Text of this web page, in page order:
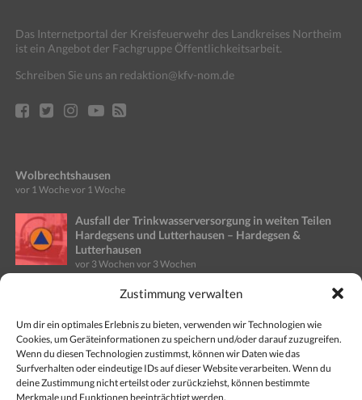
Zustimmung verwalten
Um dir ein optimales Erlebnis zu bieten, verwenden wir Technologien wie
Cookies, um Geräteinformationen zu speichern und/oder darauf zuzugreifen.
Wenn du diesen Technologien zustimmst, können wir Daten wie das
Surfverhalten oder eindeutige IDs auf dieser Website verarbeiten. Wenn du
deine Zustimmung nicht erteilst oder zurückziehst, können bestimmte
Merkmale und Funktionen beeinträchtigt werden.
Das Internetportal der Kreisfeuerwehr des Landkreises Northeim
ist ein Angebot der Fachgruppe Öffentlichkeitsarbeit.
Schreiben Sie uns an redaktion@kfv-nom.de
Wolbrechtshausen
vor 1 Wochevor 1 Woche
Ausfall der Trinkwasserversorgung in weiten Teilen
Hardegsens und Lutterhausen – Hardegsen &
Lutterhausen
vor 3 Wochen vor 3 Wochen
Ausfall Stromversorgung in Teilen des Stadtgebietes
vor 4 Wochenvor 4 Wochen
Gefahr für Wald- und Vegetationsbrände steigt
weiter: Kreisfeuerwehr gibt Tipps
vor 1 Monat vor 1 Monat